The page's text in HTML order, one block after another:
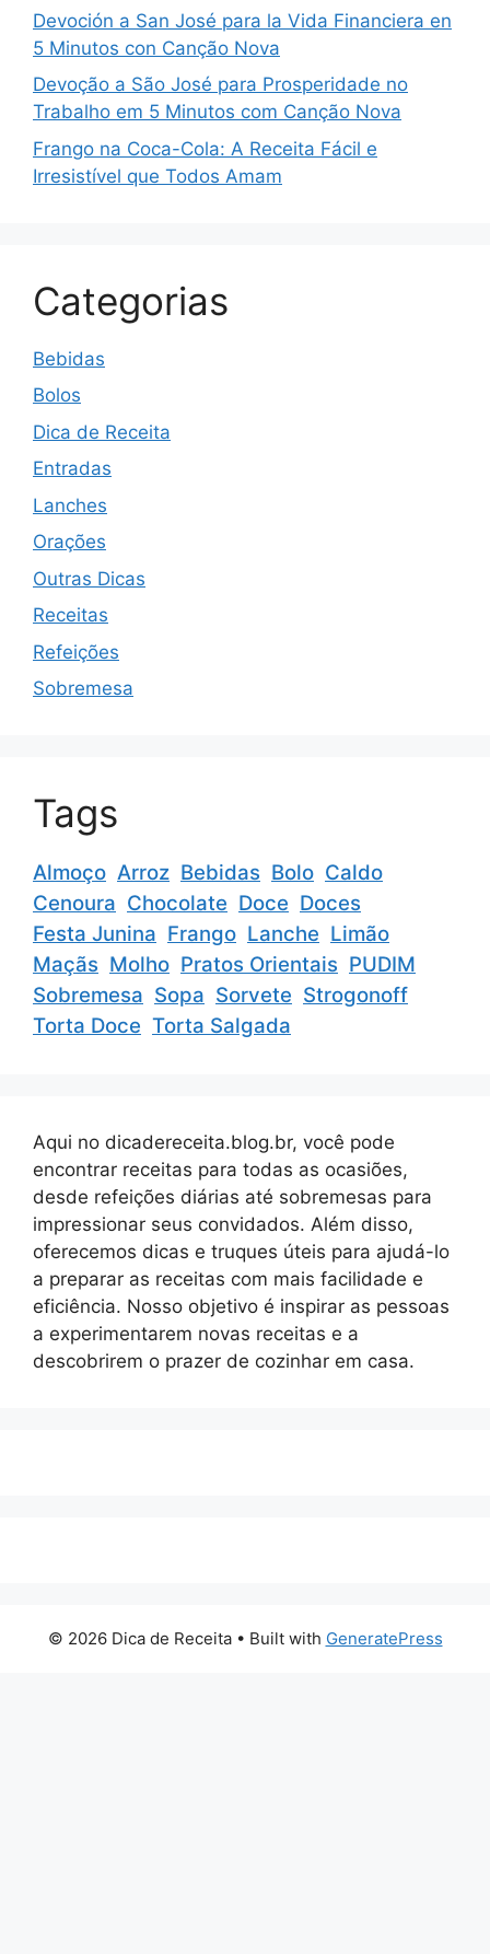
Devoción a San José para la Vida Financiera en
5 Minutos con Canção Nova
Devoção a São José para Prosperidade no
Trabalho em 5 Minutos com Canção Nova
Frango na Coca-Cola: A Receita Fácil e
Irresistível que Todos Amam
Categorias
Bebidas
Bolos
Dica de Receita
Entradas
Lanches
Orações
Outras Dicas
Receitas
Refeições
Sobremesa
Tags
Almoço Arroz Bebidas Bolo Caldo
Cenoura Chocolate Doce Doces
Festa Junina Frango Lanche Limão
Maçãs Molho Pratos Orientais PUDIM
Sobremesa Sopa Sorvete Strogonoff
Torta Doce Torta Salgada
Aqui no dicadereceita.blog.br, você pode
encontrar receitas para todas as ocasiões,
desde refeições diárias até sobremesas para
impressionar seus convidados. Além disso,
oferecemos dicas e truques úteis para ajudá-lo
a preparar as receitas com mais facilidade e
eficiência. Nosso objetivo é inspirar as pessoas
a experimentarem novas receitas e a
descobrirem o prazer de cozinhar em casa.
© 2026 Dica de Receita• Built with GeneratePress